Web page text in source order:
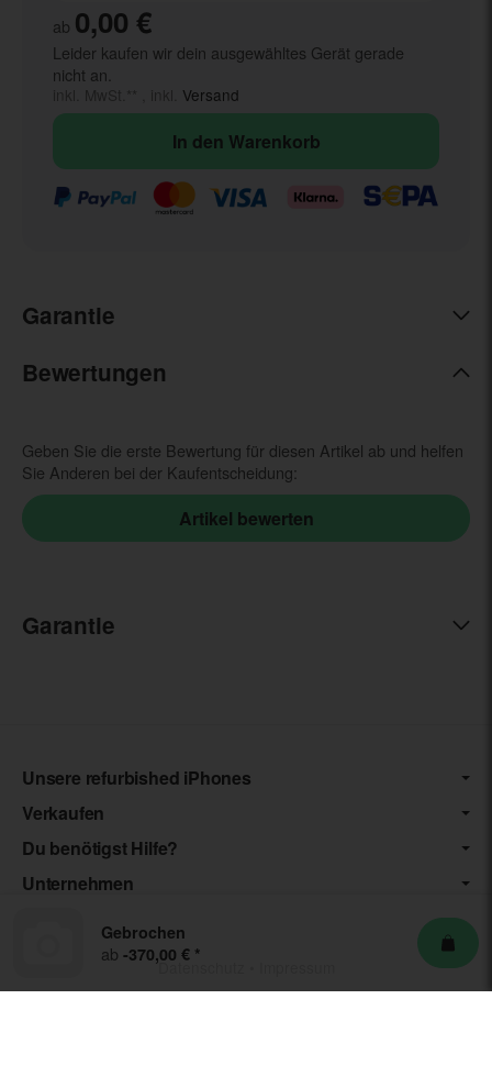
ab 0,00 €
Leider kaufen wir dein ausgewähltes Gerät gerade
nicht an.
Versand
In den Warenkorb
Gebrochen
ab -370,00 € *
Garantie
Bewertungen
Geben Sie die erste Bewertung für diesen Artikel ab und helfen
Sie Anderen bei der Kaufentscheidung:
Garantie
Unsere refurbished iPhones
Verkaufen
Du benötigst Hilfe?
Unternehmen
Datenschutz